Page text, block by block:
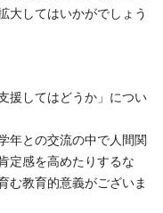
大してはいかがでしょう
援してはどうか」につい
年との交流の中で人間関
定感を高めたりするな
む教育的意義がございま